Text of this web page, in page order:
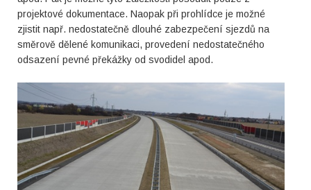
projektové dokumentace. Naopak při prohlídce je možné
zjistit např. nedostatečně dlouhé zabezpečení sjezdů na
směrově dělené komunikaci, provedení nedostatečného
odsazení pevné překážky od svodidel apod.